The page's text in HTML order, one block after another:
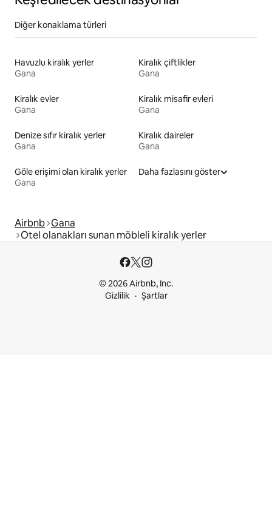
Diğer konaklama türleri
Havuzlu kiralık yerler
Gana
Kiralık çiftlikler
Gana
Kiralık evler
Gana
Kiralık misafir evleri
Gana
Denize sıfır kiralık yerler
Gana
Kiralık daireler
Gana
Göle erişimi olan kiralık yerler
Gana
Daha fazlasını göster
Airbnb Gana
Otel olanakları sunan möbleli kiralık yerler
© 2026 Airbnb, Inc.
Gizlilik
Şartlar